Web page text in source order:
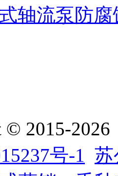
轴流泵防
© 2015-
号-1 苏